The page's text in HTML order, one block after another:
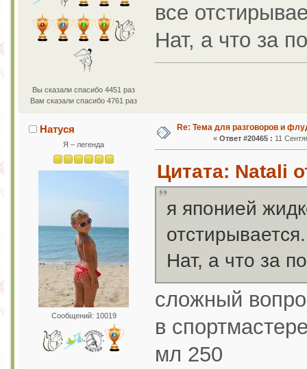
Вы сказали спасибо 4451 раз
Вам сказали спасибо 4761 раз
все
Нат, а что за
Натуся
Я – легенда
Сообщений: 10019
Re: Тема для разговоров и
« Ответ #20465 : 11
Цитата: Natali
я японией
Нат, а что за
сложный
в
мл 250